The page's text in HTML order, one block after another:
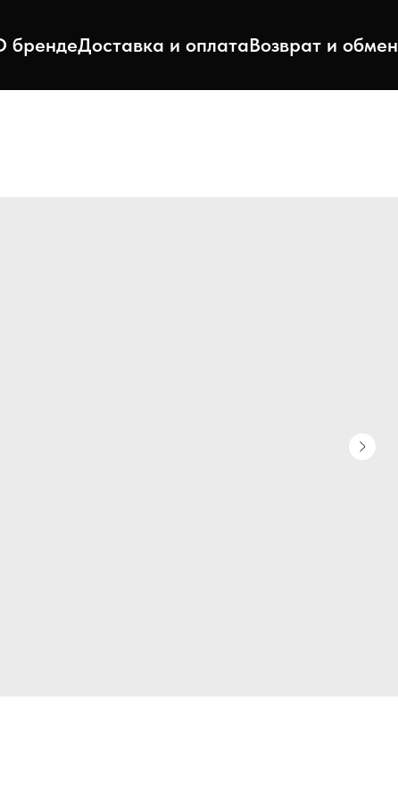
брендеДоставка и оплатаВозврат и обмен